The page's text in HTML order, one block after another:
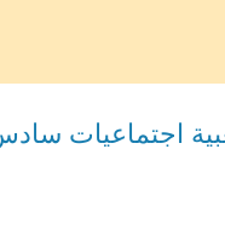
اجتماعيات